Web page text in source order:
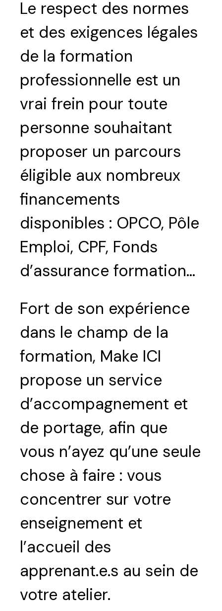
Le respect des normes
et des exigences légales
de la formation
professionnelle est un
vrai frein pour toute
personne souhaitant
proposer un parcours
éligible aux nombreux
financements
disponibles : OPCO, Pôle
Emploi, CPF, Fonds
d’assurance formation…
Fort de son expérience
dans le champ de la
formation, Make ICI
propose un service
d’accompagnement et
de portage, afin que
vous n’ayez qu’une seule
chose à faire : vous
concentrer sur votre
enseignement et
l’accueil des
apprenant.e.s au sein de
votre atelier.
Trouvez votre session
Sélectionnez une manufacture
Sélectionnez une durée
Valider